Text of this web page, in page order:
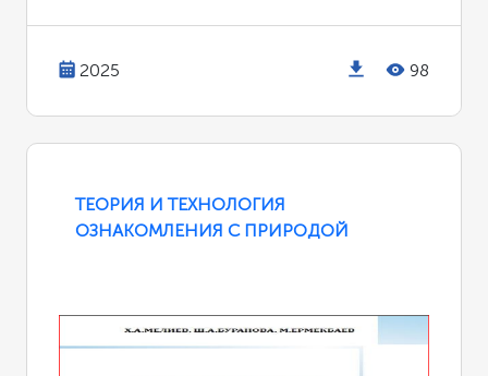
2025 98
ТЕОРИЯ И ТЕХНОЛОГИЯ
ОЗНАКОМЛЕНИЯ С ПРИРОДОЙ